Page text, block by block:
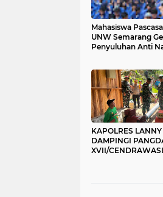
Mahasiswa
UNW Semarang
Penyuluhan Anti
KAPOLRES LANNY
DAMPINGI
XVII/